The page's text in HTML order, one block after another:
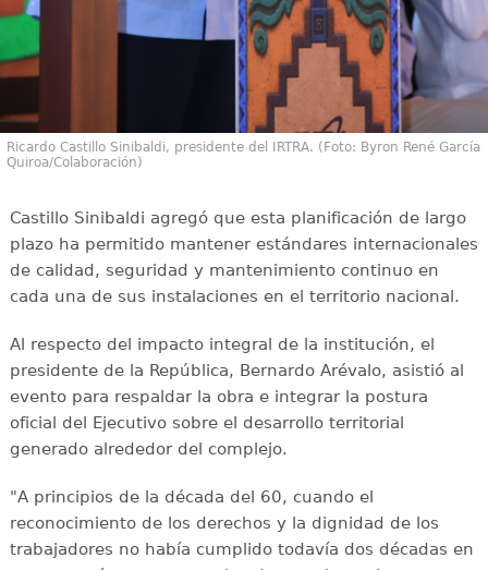
Ricardo Castillo Sinibaldi, presidente del IRTRA. (Foto: Byron René García
Quiroa/Colaboración)
Castillo Sinibaldi agregó que esta planificación de largo
plazo ha permitido mantener estándares internacionales
de calidad, seguridad y mantenimiento continuo en
cada una de sus instalaciones en el territorio nacional.
Al respecto del impacto integral de la institución, el
presidente de la República, Bernardo Arévalo, asistió al
evento para respaldar la obra e integrar la postura
oficial del Ejecutivo sobre el desarrollo territorial
generado alrededor del complejo.
"A principios de la década del 60, cuando el
reconocimiento de los derechos y la dignidad de los
trabajadores no había cumplido todavía dos décadas en